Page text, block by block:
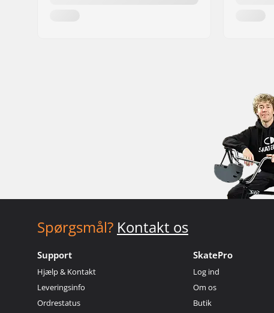
Spørgsmål? Kontakt os
Support
Hjælp & Kontakt
Leveringsinfo
Ordrestatus
SkatePro
Log ind
Om os
Butik